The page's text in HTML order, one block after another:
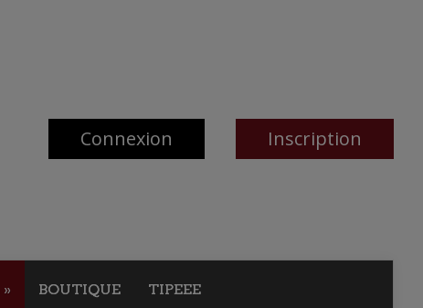
Connexion Inscription
» BOUTIQUE TIPEEE